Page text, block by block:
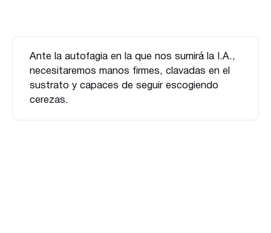
Ante la autofagia en la que nos sumirá la I.A.,
necesitaremos manos firmes, clavadas en el
sustrato y capaces de seguir escogiendo
cerezas.